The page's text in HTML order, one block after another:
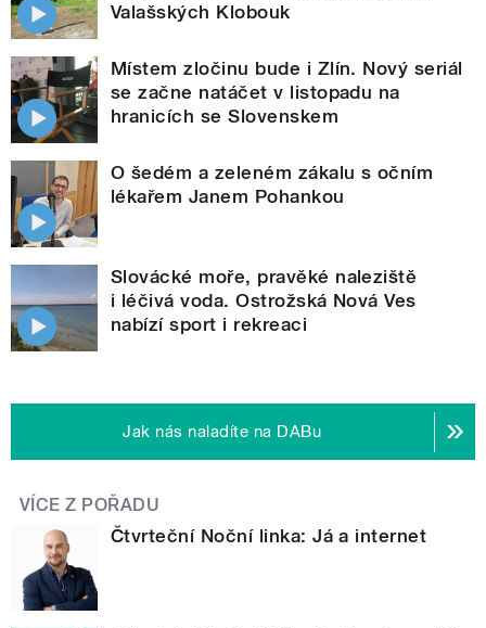
Valašských Klobouk
Místem zločinu bude i Zlín. Nový seriál
se začne natáčet v listopadu na
hranicích se Slovenskem
O šedém a zeleném zákalu s očním
lékařem Janem Pohankou
Slovácké moře, pravěké naleziště
i léčivá voda. Ostrožská Nová Ves
nabízí sport i rekreaci
Jak nás naladíte na DABu
VÍCE Z POŘADU
Čtvrteční Noční linka: Já a internet